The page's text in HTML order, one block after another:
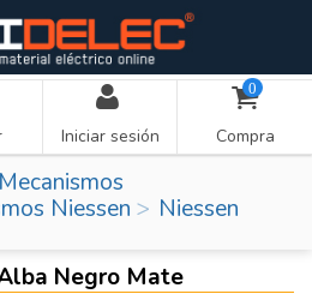
Iniciar sesión
0
Compra
Mecanismos
Niessen
Niessen
Negro Mate